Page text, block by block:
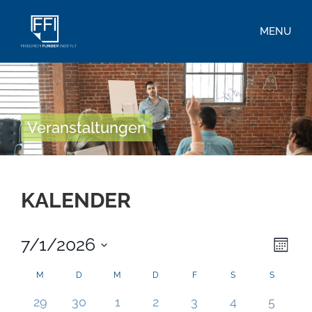
MENU
Veranstaltungen
KALENDER
Monat
7/1/2026
wählen.
Kalender
M D M D F S S
0 Veranstaltungen,
29 0 Veranstaltungen,
30 0 Veranstaltungen,
1 0 Veranstaltungen,
2 0 Veranstaltungen,
3 0
4 0
5